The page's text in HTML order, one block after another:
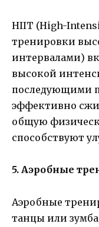
HIIT (High-
тренировки
интервалами)
высокой
последующими
эффективно
общую
способствуют
5. Аэробные
Аэробные
танцы или